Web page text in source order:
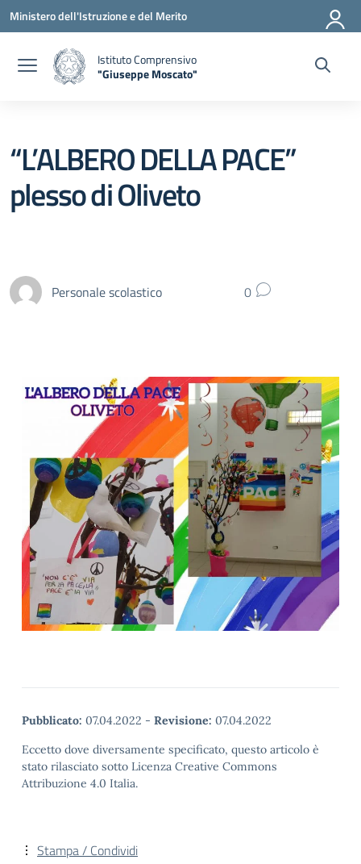
Vai ai contenuti
Vai al menu di navigazione
Vai al footer
Ministero dell'Istruzione e del Merito
Istituto Comprensivo
"Giuseppe Moscato"
“L’ALBERO DELLA PACE”
plesso di Oliveto
Personale scolastico 0
Pubblicato: 07.04.2022 - Revisione: 07.04.2022
Eccetto dove diversamente specificato, questo articolo è
stato rilasciato sotto Licenza Creative Commons
Attribuzione 4.0 Italia.
Stampa / Condividi